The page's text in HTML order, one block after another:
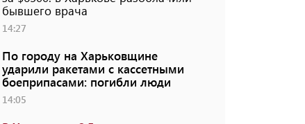
бывшего врача
14:27
По городу на Харьковщине
ударили ракетами с кассетными
боеприпасами: погибли люди
14:05